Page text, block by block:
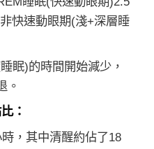
快速動眼期(淺+深層睡
眠)的時間開始減少，
。
：
， 其中清醒約佔了18